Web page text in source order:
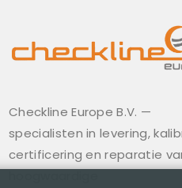
Checkline Europe B.V. —
specialisten in levering,
certificering en reparatie